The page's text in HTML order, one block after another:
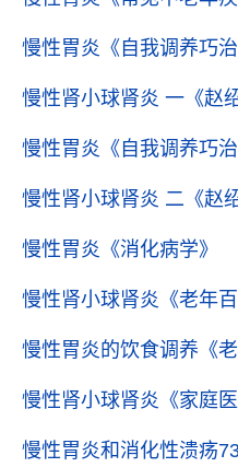
慢性胃炎 《自我调养巧治
慢性肾小球肾炎 一 《赵
慢性胃炎 《自我调养巧治
慢性肾小球肾炎 二 《赵
慢性胃炎 《消化病学》
慢性肾小球肾炎 《老年
慢性胃炎的饮食调养 《
慢性肾小球肾炎 《家庭
慢性胃炎和消化性溃疡